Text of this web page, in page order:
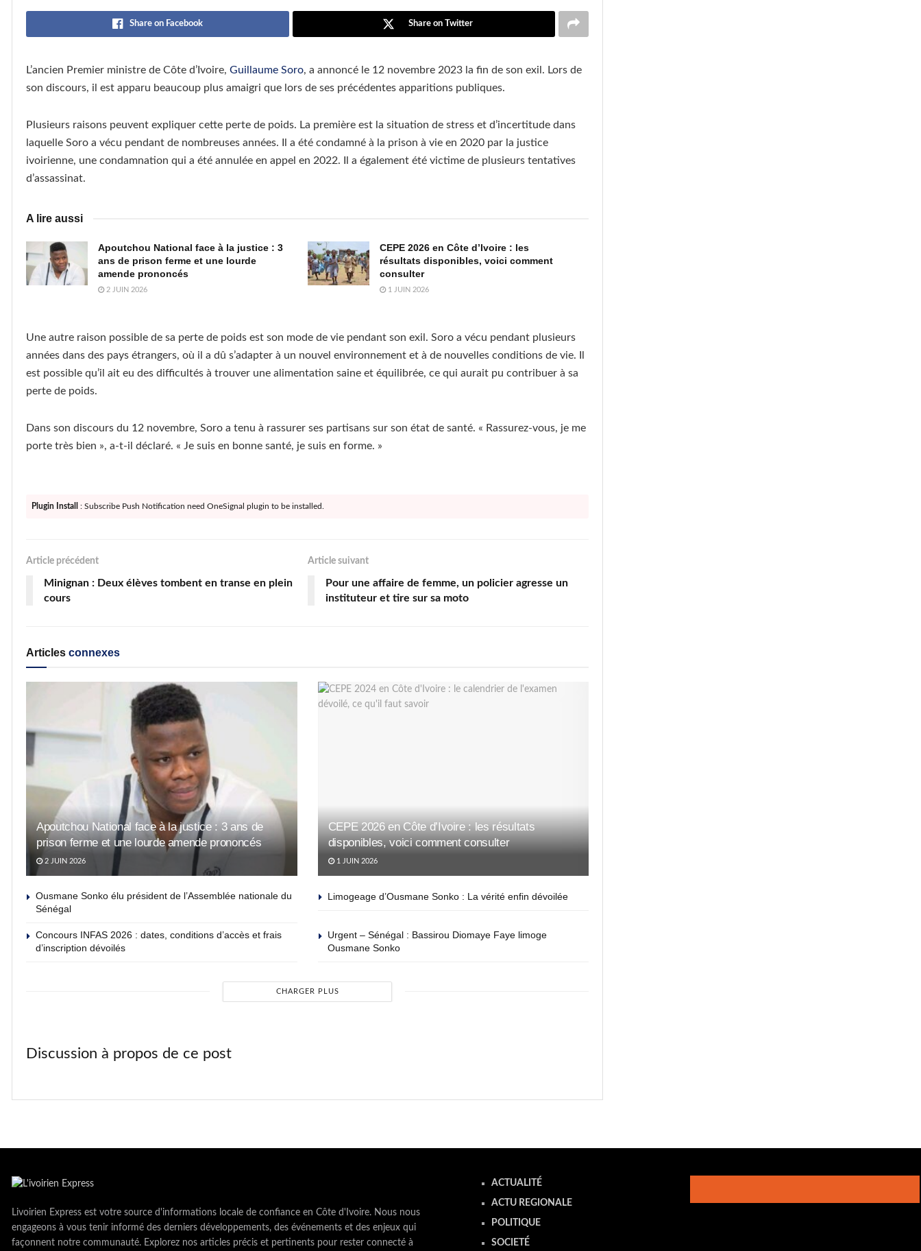
Share on Facebook Share on Twitter
L’ancien Premier ministre de Côte d’Ivoire, Guillaume Soro, a annoncé le 12 novembre 2023 la fin de son exil. Lors de
son discours, il est apparu beaucoup plus amaigri que lors de ses précédentes apparitions publiques.
Plusieurs raisons peuvent expliquer cette perte de poids. La première est la situation de stress et d’incertitude dans
laquelle Soro a vécu pendant de nombreuses années. Il a été condamné à la prison à vie en 2020 par la justice
ivoirienne, une condamnation qui a été annulée en appel en 2022. Il a également été victime de plusieurs tentatives
d’assassinat.
A lire aussi
Apoutchou National face à la justice : 3
ans de prison ferme et une lourde
amende prononcés
2 JUIN 2026
CEPE 2026 en Côte d’Ivoire : les
résultats disponibles, voici comment
consulter
1 JUIN 2026
Une autre raison possible de sa perte de poids est son mode de vie pendant son exil. Soro a vécu pendant plusieurs
années dans des pays étrangers, où il a dû s’adapter à un nouvel environnement et à de nouvelles conditions de vie. Il
est possible qu’il ait eu des difficultés à trouver une alimentation saine et équilibrée, ce qui aurait pu contribuer à sa
perte de poids.
Dans son discours du 12 novembre, Soro a tenu à rassurer ses partisans sur son état de santé. « Rassurez-vous, je me
porte très bien », a-t-il déclaré. « Je suis en bonne santé, je suis en forme. »
Plugin Install : Subscribe Push Notification need OneSignal plugin to be installed.
Article précédent
Minignan : Deux élèves tombent en transe en plein
cours
Article suivant
Pour une affaire de femme, un policier agresse un
instituteur et tire sur sa moto
Articles connexes
Apoutchou National face à la justice : 3 ans de
prison ferme et une lourde amende prononcés
2 JUIN 2026
CEPE 2026 en Côte d’Ivoire : les résultats
disponibles, voici comment consulter
1 JUIN 2026
Ousmane Sonko élu président de l’Assemblée nationale du
Sénégal
Limogeage d’Ousmane Sonko : La vérité enfin dévoilée
Concours INFAS 2026 : dates, conditions d’accès et frais
d’inscription dévoilés
Urgent – Sénégal : Bassirou Diomaye Faye limoge
Ousmane Sonko
CHARGER PLUS
Discussion à propos de ce post
Livoirien Express est votre source d'informations locale de confiance en Côte d'Ivoire. Nous nous
engageons à vous tenir informé des derniers développements, des événements et des enjeux qui
façonnent notre communauté. Explorez nos articles précis et pertinents pour rester connecté à
ACTUALITÉ
ACTU REGIONALE
POLITIQUE
SOCIETÉ